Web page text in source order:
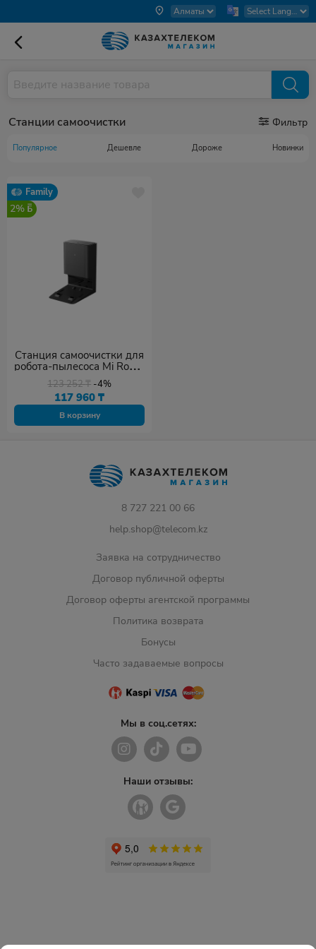
Станции самоочистки Фильтр
Популярное Дешевле Дороже Новинки
Family
2%
Станция самоочистки для
робота-пылесоса Mi Robot
Vacuum-Mop 2 Ultra
черный
123 252₸ -4%
117 960₸
В корзину
8 727 221 00 66
help.shop@telecom.kz
Заявка на сотрудничество
Договор публичной оферты
Договор оферты агентской программы
Политика возврата
Бонусы
Часто задаваемые вопросы
Мы в соц.сетях:
Наши отзывы: